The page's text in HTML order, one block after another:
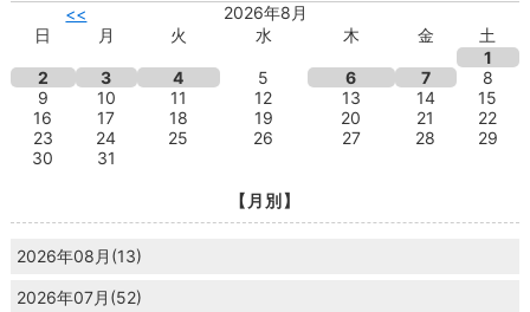
<<
2026年8月
日
月 火 水 木 金
土
1
2
3 4 5 6 7
8
9
10 11 12 13 14
15
16
17 18 19 20 21
22
23
24 25 26 27 28
29
30
31
【月別】
2026年08月(13)
2026年07月(52)